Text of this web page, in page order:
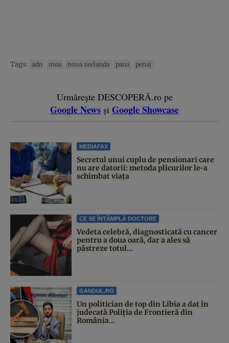
Tags: adn moa noua zeelanda pana penaj
Urmărește DESCOPERĂ.ro pe
Google News și Google Showcase
MEDIAFAX
Secretul unui cuplu de pensionari care
nu are datorii: metoda plicurilor le-a
schimbat viața
CE SE ÎNTÂMPLĂ DOCTORE
Vedeta celebră, diagnosticată cu cancer
pentru a doua oară, dar a ales să
păstreze totul...
GANDUL.RO
Un politician de top din Libia a dat în
judecată Poliția de Frontieră din
România...